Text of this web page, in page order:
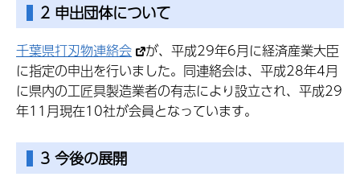
2 申出団体について
千葉県打刃物連絡会
が、平成29年6月に経済産業大臣
に指定の申出を行いました。同連絡会は、平成28年4月
に県内の工匠具製造業者の有志により設立され、平成29
年11月現在10社が会員となっています。
3 今後の展開